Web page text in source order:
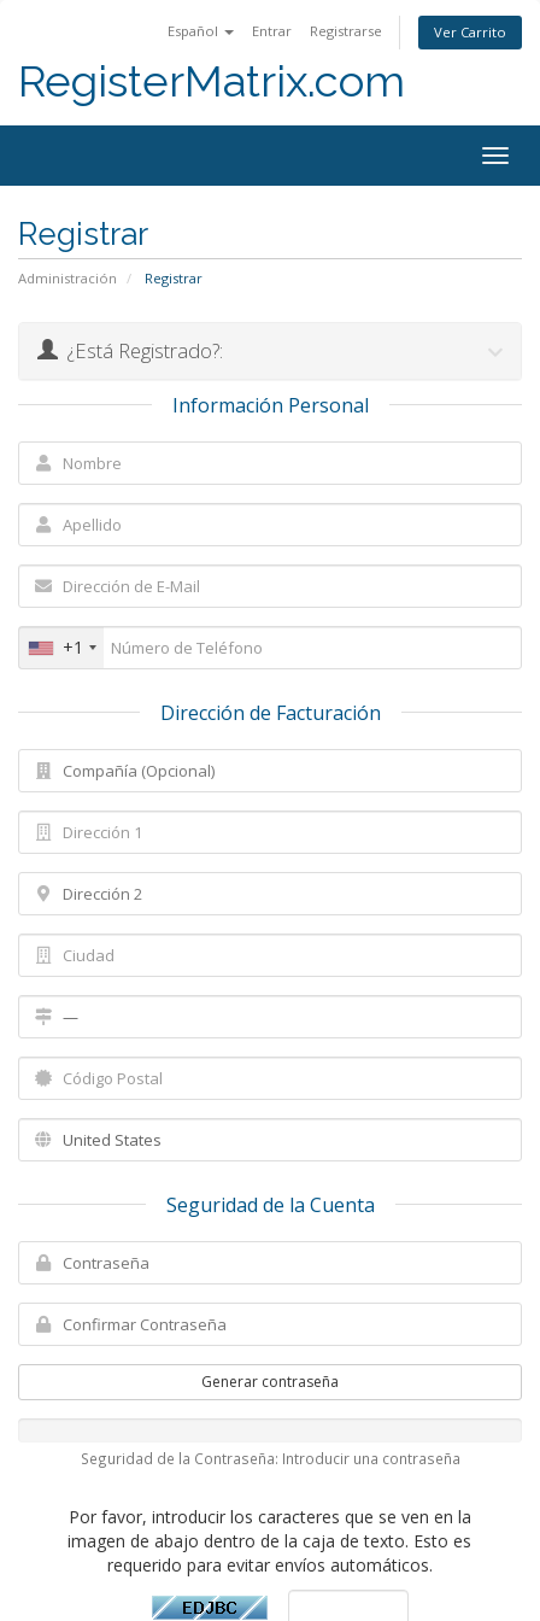
Español Entrar Registrarse Ver Carrito
RegisterMatrix.com
Registrar
Administración Registrar
¿Está Registrado?:
Información Personal
+1
Dirección de Facturación
Seguridad de la Cuenta
Generar contraseña
Seguridad de la Contraseña: Introducir una contraseña
Por favor, introducir los caracteres que se ven en la
imagen de abajo dentro de la caja de texto. Esto es
requerido para evitar envíos automáticos.